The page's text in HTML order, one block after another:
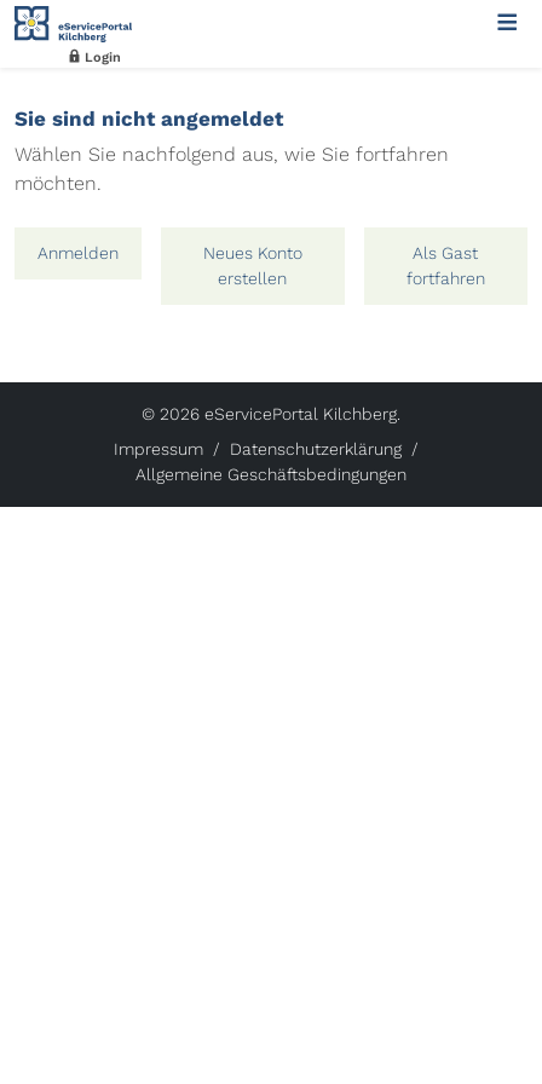
Login
Sie sind nicht angemeldet
Wählen Sie nachfolgend aus, wie Sie fortfahren
möchten.
Anmelden
Neues Konto
erstellen
Als Gast
fortfahren
© 2026 eServicePortal Kilchberg.
Impressum
Datenschutzerklärung
Allgemeine Geschäftsbedingungen